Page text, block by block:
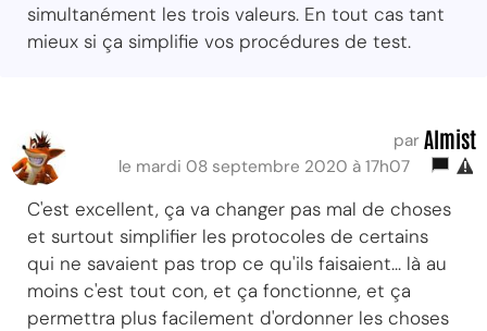
simultanément les trois valeurs. En tout cas tant
mieux si ça simplifie vos procédures de test.
par Almist
le mardi 08 septembre 2020 à 17h07
C'est excellent, ça va changer pas mal de choses
et surtout simplifier les protocoles de certains
qui ne savaient pas trop ce qu'ils faisaient... là au
moins c'est tout con, et ça fonctionne, et ça
permettra plus facilement d'ordonner les choses